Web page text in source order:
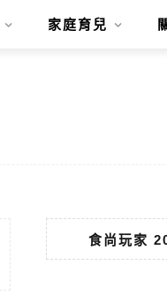
家庭育兒
食尚玩家